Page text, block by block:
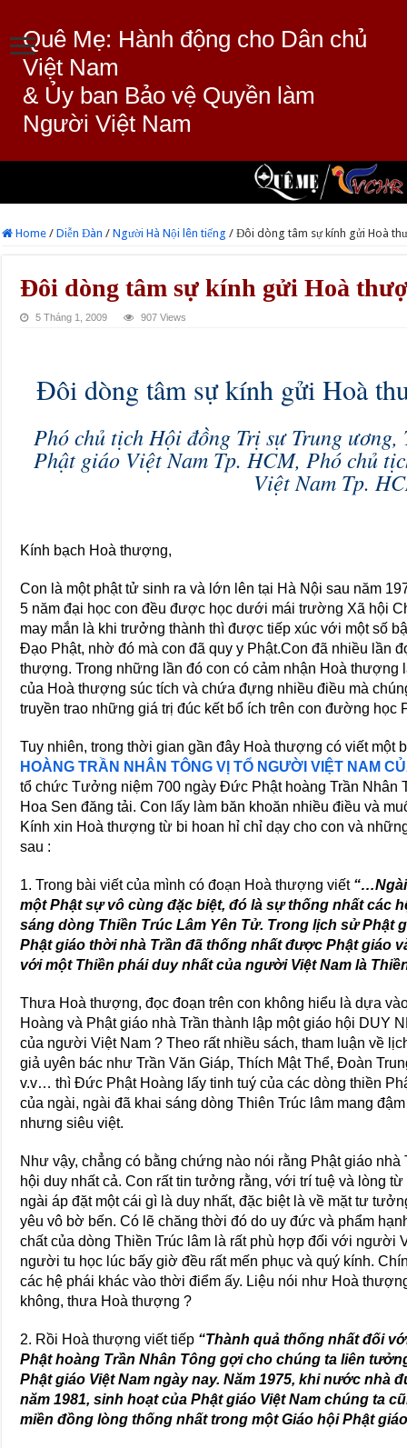
Quê Mẹ: Hành động cho Dân chủ
Việt Nam
& Ủy ban Bảo vệ Quyền làm
Người Việt Nam
Home / Diễn Đàn / Người Hà Nội lên tiếng / Đôi dòng tâm sự kính gửi Hoà
Đôi dòng tâm sự kính gửi Hoà
5 Tháng 1, 2009 907 Views
Đôi dòng tâm sự kính gửi Hoà
Phó chủ tịch Hội đồng Trị sự Trung
Phật giáo Việt Nam Tp. HCM, Phó chủ
Việt Nam Tp.
Kính bạch Hoà thượng,
Con là một phật tử sinh ra và lớn lên tại Hà Nội sau năm
5 năm đại học con đều được học dưới mái trường Xã hội
may mắn là khi trưởng thành thì được tiếp xúc với một số
Đạo Phật, nhờ đó mà con đã quy y Phật.Con đã nhiều lần
thượng. Trong những lần đó con có cảm nhận Hoà thượng
của Hoà thượng súc tích và chứa đựng nhiều điều mà
truyền trao những giá trị đúc kết bổ ích trên con đường học
Tuy nhiên, trong thời gian gần đây Hoà thượng có viết một
HOÀNG TRẦN NHÂN TÔNG VỊ TỔ NGƯỜI VIỆT NAM
tổ chức Tưởng niệm 700 ngày Đức Phật hoàng Trần Nhân
Hoa Sen đăng tải. Con lấy làm băn khoăn nhiều điều và
Kính xin Hoà thượng từ bi hoan hỉ chỉ dạy cho con và
sau :
1. Trong bài viết của mình có đoạn Hoà thượng viết
một Phật sự vô cùng đặc biệt, đó là sự thống nhất các
sáng dòng Thiền Trúc Lâm Yên Tử. Trong lịch sử Phật
Phật giáo thời nhà Trần đã thống nhất được Phật giáo
với một Thiền phái duy nhất của người Việt Nam là
Thưa Hoà thượng, đọc đoạn trên con không hiểu là dựa
Hoàng và Phật giáo nhà Trần thành lập một giáo hội DUY
của người Việt Nam ? Theo rất nhiều sách, tham luận về
giả uyên bác như Trần Văn Giáp, Thích Mật Thể, Đoàn
v.v… thì Đức Phật Hoàng lấy tinh tuý của các dòng thiền
của ngài, ngài đã khai sáng dòng Thiên Trúc lâm mang
nhưng siêu việt.
Như vậy, chẳng có bằng chứng nào nói rằng Phật giáo
hội duy nhất cả. Con rất tin tưởng rằng, với trí tuệ và lòng
ngài áp đặt một cái gì là duy nhất, đặc biệt là về mặt tư
yêu vô bờ bến. Có lẽ chăng thời đó do uy đức và phẩm
chất của dòng Thiền Trúc lâm là rất phù hợp đối với người
người tu học lúc bấy giờ đều rất mến phục và quý kính.
các hệ phái khác vào thời điểm ấy. Liệu nói như Hoà
không, thưa Hoà thượng ?
2. Rồi Hoà thượng viết tiếp “Thành quả thống nhất đối
Phật hoàng Trần Nhân Tông gợi cho chúng ta liên
Phật giáo Việt Nam ngày nay. Năm 1975, khi nước nhà
năm 1981, sinh hoạt của Phật giáo Việt Nam chúng ta
miền đồng lòng thống nhất trong một Giáo hội Phật